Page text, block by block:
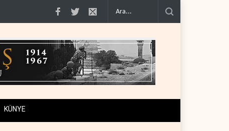
Boğazı için geçiş.. Trump, mühimmat krizini ifşa edenleri tehdit etti..
KÜNYE